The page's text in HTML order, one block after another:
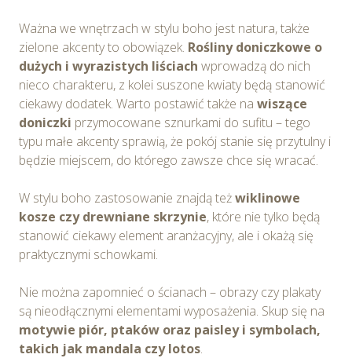
Ważna we wnętrzach w stylu boho jest natura, także
zielone akcenty to obowiązek. Rośliny doniczkowe o
dużych i wyrazistych liściach wprowadzą do nich
nieco charakteru, z kolei suszone kwiaty będą stanowić
ciekawy dodatek. Warto postawić także na wiszące
doniczki przymocowane sznurkami do sufitu – tego
typu małe akcenty sprawią, że pokój stanie się przytulny i
będzie miejscem, do którego zawsze chce się wracać.
W stylu boho zastosowanie znajdą teżwiklinowe
kosze czy drewniane skrzynie, które nie tylko będą
stanowić ciekawy element aranżacyjny, ale i okażą się
praktycznymi schowkami.
Nie można zapomnieć o ścianach – obrazy czy plakaty
są nieodłącznymi elementami wyposażenia. Skup się na
motywie piór, ptaków oraz paisley i symbolach,
takich jak mandala czy lotos.